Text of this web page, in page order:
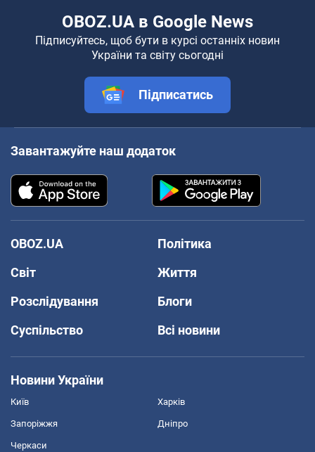
OBOZ.UA в Google News
Підписуйтесь, щоб бути в курсі останніх новин
України та світу сьогодні
Підписатись
Завантажуйте наш додаток
OBOZ.UA
Політика
Світ
Життя
Розслідування
Блоги
Суспільство
Всі новини
Новини України
Київ Харків
Запоріжжя Дніпро
Черкаси